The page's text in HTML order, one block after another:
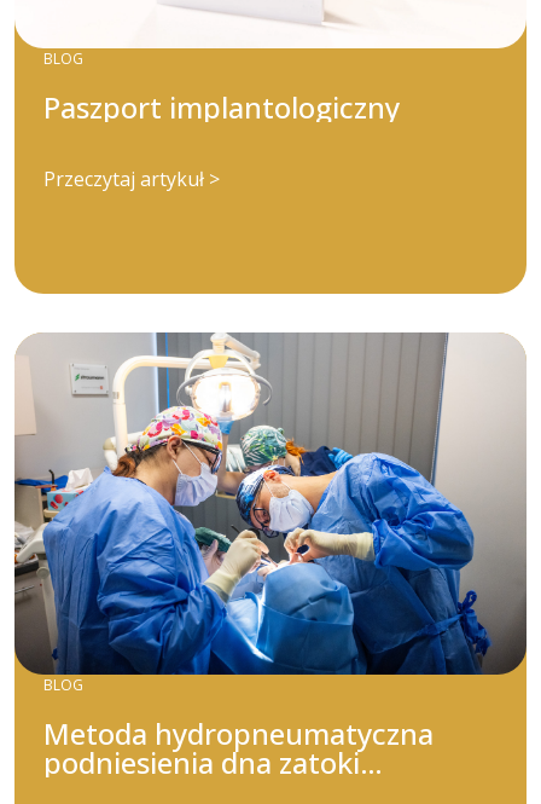
BLOG
Paszport implantologiczny
Przeczytaj artykuł >
BLOG
Metoda hydropneumatyczna
podniesienia dna zatoki
szczękowej